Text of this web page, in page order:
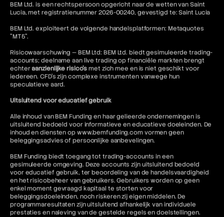
BEM Ltd. is een rechtspersoon opgericht naar de wetten van Saint
Lucia, met registratienummer 2026-00240, gevestigd te: Saint Lucia
BEM Ltd. exploiteert de volgende handelsplatformen: Metaquotes
"MT5".
Risicowaarschuwing — BEM Ltd: BEM Ltd. biedt gesimuleerde trading-
accounts; deelname aan live trading op financiële markten brengt
echteraanzienlijke risico'smet zich mee en is niet geschikt voor
iedereen. CFD's zijn complexe instrumenten vanwege hun
speculatieve aard.
Uitsluitend voor educatief gebruik
Alle inhoud van BEM Funding en haar gelieerde ondernemingen is
uitsluitend bedoeld voor informatieve en educatieve doeleinden. De
inhoud en diensten op www.bemfunding.com vormen geen
beleggingsadvies of persoonlijke aanbevelingen.
BEM Funding biedt toegang tot trading-accounts in een
gesimuleerde omgeving. Deze accounts zijn uitsluitend bedoeld
voor educatief gebruik, ter beoordeling van de handelsvaardigheid
en het risicobeheer van gebruikers. Gebruikers worden op geen
enkel moment gevraagd kapitaal te storten voor
beleggingsdoeleinden, noch riskeren zij eigen middelen. De
programmaresultaten zijn uitsluitend afhankelijk van individuele
prestaties en naleving van de gestelde regels en doelstellingen.